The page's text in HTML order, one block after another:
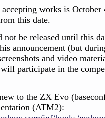
works is
this date.
not be released until this
announcement (but
and video
participate in the
to the ZX Evo
(ATM2):